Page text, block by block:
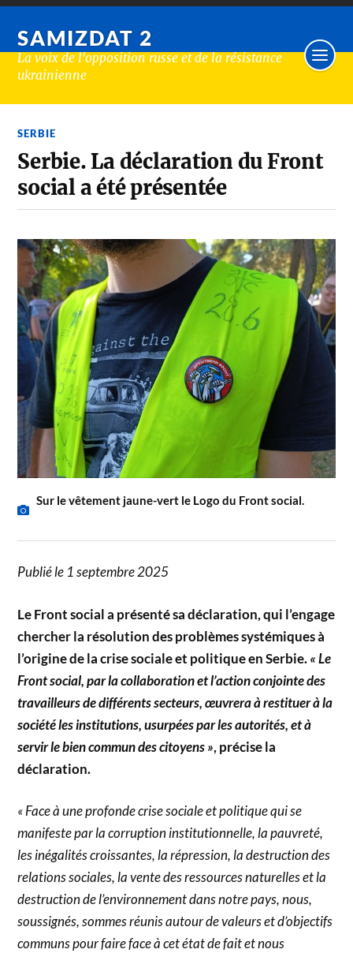
SAMIZDAT 2
La voix de l'opposition russe et de la résistance
ukrainienne
SERBIE
Serbie. La déclaration du Front
social a été présentée
Sur le vêtement jaune-vert le Logo du Front social.
Publié le 1 septembre 2025
Le Front social a présenté sa déclaration, qui l’engage
chercher la résolution des problèmes systémiques à
l’origine de la crise sociale et politique en Serbie.« Le
Front social, par la collaboration et l’action conjointe des
travailleurs de différents secteurs, œuvrera à restituer à la
société les institutions, usurpées par les autorités, et à
servir le bien commun des citoyens », précise la
déclaration.
« Face à une profonde crise sociale et politique qui se
manifeste par la corruption institutionnelle, la pauvreté,
les inégalités croissantes, la répression, la destruction des
relations sociales, la vente des ressources naturelles et la
destruction de l’environnement dans notre pays, nous,
soussignés, sommes réunis autour de valeurs et d’objectifs
communs pour faire face à cet état de fait et nous